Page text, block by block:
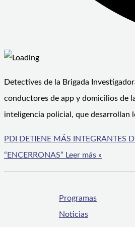
Detectives de la Brigada
conductores de app y domicilios de
inteligencia policial, que desarrollan
PDI DETIENE MÁS INTEGRANTES
“ENCERRONAS” Leer más »
Programas
Noticias